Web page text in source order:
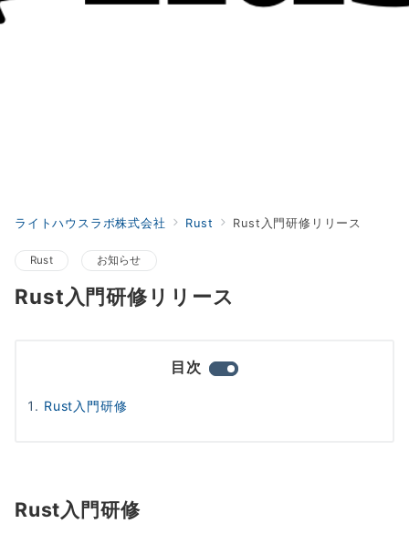
ライトハウスラボ株式会社 Rust Rust入門研修リリース
Rust お知らせ
Rust入門研修リリース
目次
Rust入門研修
Rust入門研修